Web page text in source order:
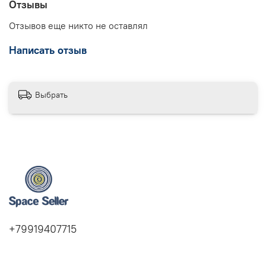
Отзывы
Отзывов еще никто не оставлял
Написать отзыв
Выбрать
+79919407715